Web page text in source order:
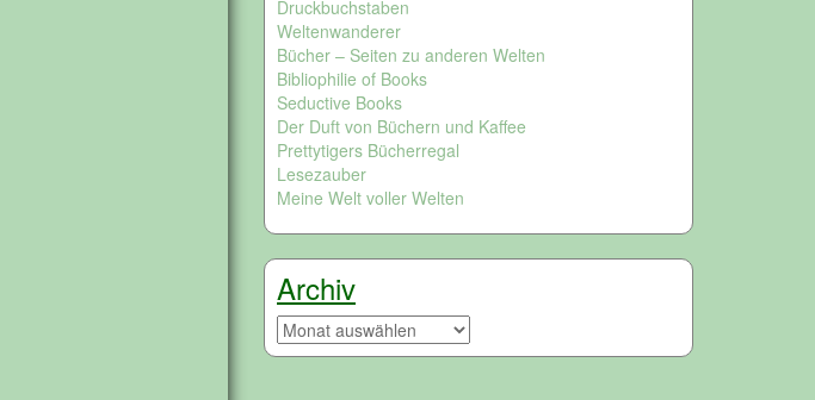
Druckbuchstaben
Weltenwanderer
Bücher – Seiten zu anderen Welten
Bibliophilie of Books
Seductive Books
Der Duft von Büchern und Kaffee
Prettytigers Bücherregal
Lesezauber
Meine Welt voller Welten
Archiv
Archiv